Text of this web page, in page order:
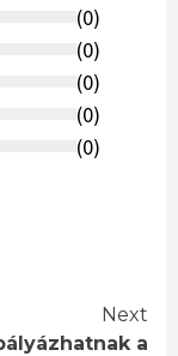
(0)
(0)
(0)
(0)
(0)
Next
a